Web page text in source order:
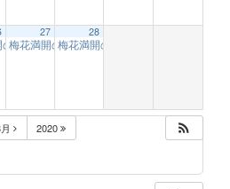
イド体験！！【フォレストアドベンチャー
枝」
ジップスライド体験！！【フォレストアドベ
１００ｍジップスライド体験！！【フォレ
27
梅花満開の１００ｍジップスライド体験！
28
梅花満開の１００ｍジップスライ
2020